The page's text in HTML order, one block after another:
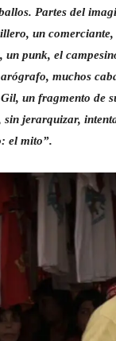
Partes del
un
un punk, el
muchos
, un fragmento de
sin jerarquizar,
el mito”.